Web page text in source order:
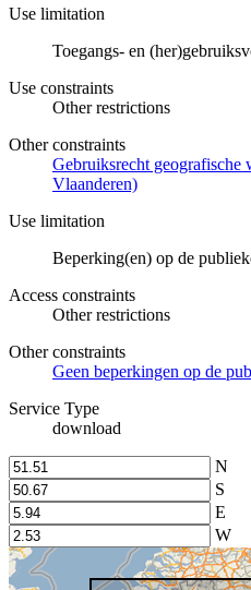
Use limitation
Toegangs- en
Use constraints
Other restrictions
Other constraints
Gebruiksrecht geografische
Vlaanderen)
Use limitation
Beperking(en) op de
Access constraints
Other restrictions
Other constraints
Geen beperkingen op de
Service Type
download
N
S
E
W